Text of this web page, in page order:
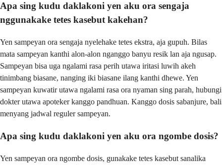
Apa sing kudu daklakoni yen aku ora sengaja
nggunakake tetes kasebut kakehan?
Yen sampeyan ora sengaja nyelehake tetes ekstra, aja gupuh. Bilas
mata sampeyan kanthi alon-alon nganggo banyu resik lan aja ngusap.
Sampeyan bisa uga ngalami rasa perih utawa iritasi luwih akeh
tinimbang biasane, nanging iki biasane ilang kanthi dhewe. Yen
sampeyan kuwatir utawa ngalami rasa ora nyaman sing parah, hubungi
dokter utawa apoteker kanggo pandhuan. Kanggo dosis sabanjure, bali
menyang jadwal reguler sampeyan.
Apa sing kudu daklakoni yen aku ora ngombe dosis?
Yen sampeyan ora ngombe dosis, gunakake tetes kasebut sanalika